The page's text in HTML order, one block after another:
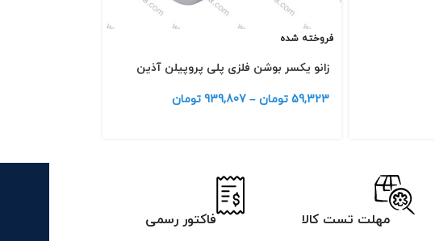
فروخته شده
زانو یکسر بوشن فلزی پلی پروپیلن آذین
59,323 تومان –
939,807 تومان
مهلت تست کالا فاکتور رسمی